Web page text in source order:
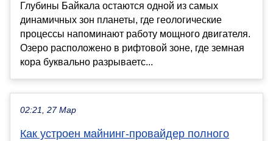
Глубины Байкала остаются одной из самых
динамичных зон планеты, где геологические
процессы напоминают работу мощного двигателя.
Озеро расположено в рифтовой зоне, где земная
кора буквально разрываетс...
02:21, 27 Мар
Как устроен майнинг-провайдер полного